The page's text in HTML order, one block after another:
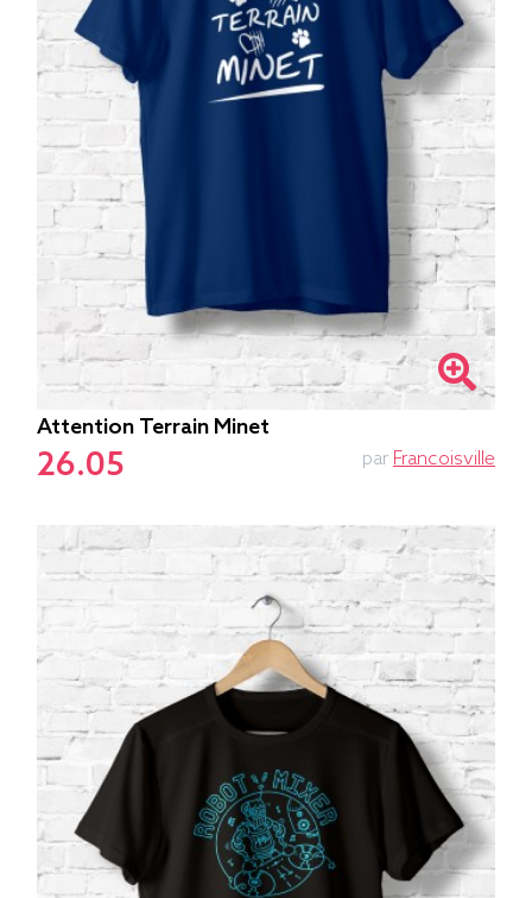
Attention Terrain Minet
26.05 par Francoisville